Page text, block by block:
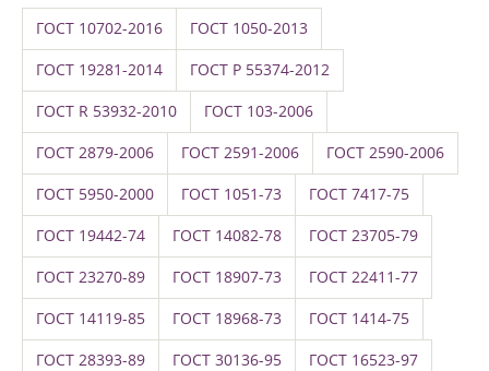
ГОСТ 10702-2016 ГОСТ 1050-2013
ГОСТ 19281-2014 ГОСТ Р 55374-2012
ГОСТ R 53932-2010 ГОСТ 103-2006
ГОСТ 2879-2006 ГОСТ 2591-2006 ГОСТ 2590-2006
ГОСТ 5950-2000 ГОСТ 1051-73 ГОСТ 7417-75
ГОСТ 19442-74 ГОСТ 14082-78 ГОСТ 23705-79
ГОСТ 23270-89 ГОСТ 18907-73 ГОСТ 22411-77
ГОСТ 14119-85 ГОСТ 18968-73 ГОСТ 1414-75
ГОСТ 28393-89 ГОСТ 30136-95 ГОСТ 16523-97